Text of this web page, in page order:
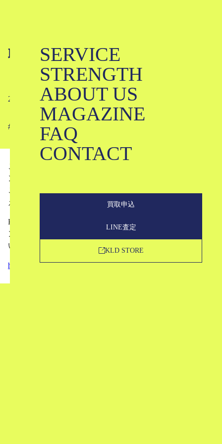
SERVICE
STRENGTH
ABOUT US
MAGAZINE
FAQ
CONTACT
買取申込
LINE査定
KLD STORE
取扱ブランドが1,000ブランドを越え
ました
2018-12-21
#
ご要望の多かったブランド等、35ブランドほどを取扱ブラ
ンドに追加いたしました。
これによって当店の取り扱いブランドが1000ブランドを越
えました。
KLDでは取扱ブランドを随時追加しています。取扱ブラ
ンド掲載外のブランドでもお気軽にお問い合わせくださ
い。
http://kld-c.jp/contact_o#title